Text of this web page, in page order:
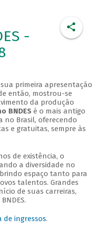
-
primeira apresentação
então, mostrou-se
da produção
BNDESé o mais antigo
Brasil, oferecendo
e gratuitas, sempre às
de existência, o
a diversidade no
espaço tanto para
talentos. Grandes
de suas carreiras,
de ingressos.